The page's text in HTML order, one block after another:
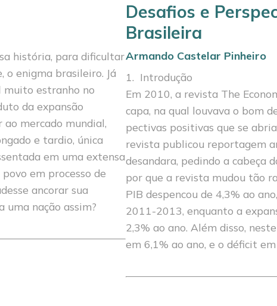
história, para dificultar
enig­ma brasileiro. Já
muito estranho no
da expansão
mercado mundial,
e tardio, única
em uma extensa
em processo de
ancorar sua
nação assim?
Desafios e
Brasileira
Armando Castelar Pinheiro
1. Introdução
Em 2010, a revista The
capa, na qual louvava o bom
pectivas positivas que se
revista publicou reportagem
desandara, pedindo a cabeça
por que a revista mudou tão
PIB despencou de 4,3% ao
2011-2013, enquanto a
2,3% ao ano. Além disso,
em 6,1% ao ano, e o déficit